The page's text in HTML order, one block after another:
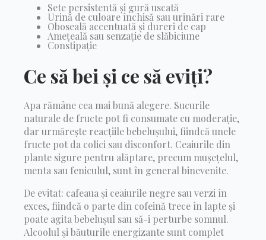
Sete persistentă și gură uscată
Urină de culoare închisă sau urinări rare
Oboseală accentuată și dureri de cap
Amețeală sau senzație de slăbiciune
Constipație
Ce să bei și ce să eviți?
Apa rămâne cea mai bună alegere. Sucurile
naturale de fructe pot fi consumate cu moderație,
dar urmărește reacțiile bebelușului, fiindcă unele
fructe pot da colici sau disconfort. Ceaiurile din
plante sigure pentru alăptare, precum mușețelul,
menta sau feniculul, sunt în general binevenite.
De evitat: cafeaua și ceaiurile negre sau verzi în
exces, fiindcă o parte din cofeină trece în lapte și
poate agita bebelușul sau să-i perturbe somnul.
Alcoolul și băuturile energizante sunt complet